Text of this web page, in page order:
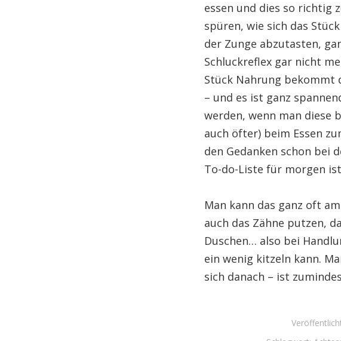
essen und dies so richtig
spüren, wie sich das
der Zunge abzutasten,
Schluckreflex gar nicht
Stück Nahrung bekommt
– und es ist ganz
werden, wenn man diese
auch öfter) beim Essen
den Gedanken schon bei
To-do-Liste für morgen
Man kann das ganz oft
auch das Zähne putzen,
Duschen… also bei
ein wenig kitzeln kann.
sich danach – ist